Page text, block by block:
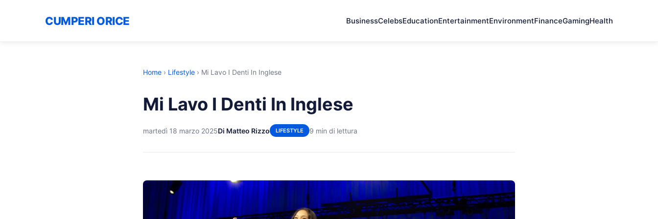
CUMPERI ORICE BusinessCelebsEducationEntertainmentEnvironmentFinanceGamingHealth
Home › Lifestyle › Mi Lavo I Denti In Inglese
Mi Lavo I Denti In Inglese
martedì 18 marzo 2025Di Matteo Rizzo LIFESTYLE 9 min di lettura